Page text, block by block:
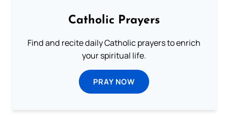
Catholic Prayers
Find and recite daily Catholic prayers to enrich
your spiritual life.
PRAY NOW